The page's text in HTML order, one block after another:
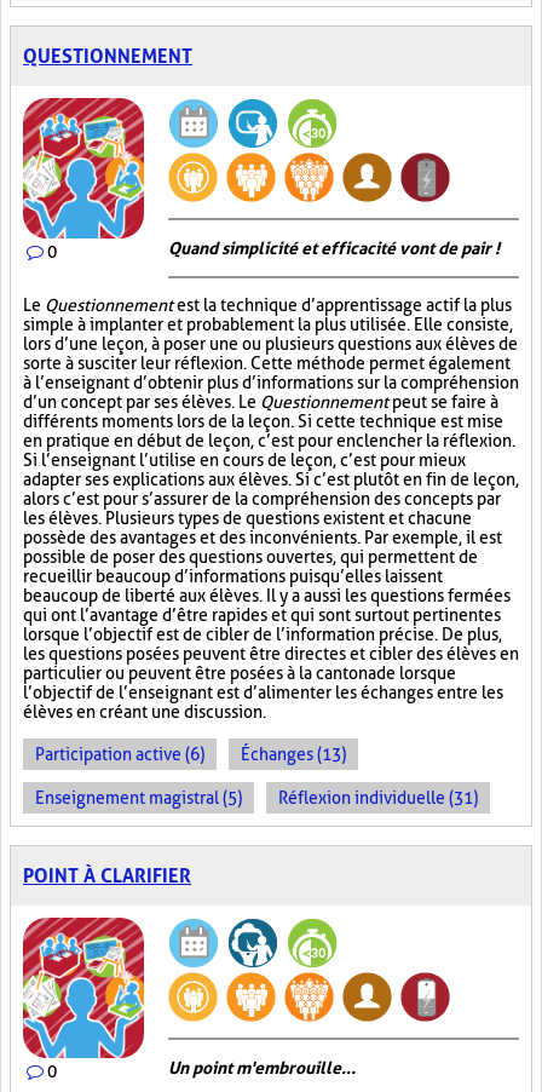
QUESTIONNEMENT
0 Quand simplicité et efficacité vont de pair !
Le Questionnementest la technique d’apprentissage actif la plus
simple à implanter et probablement la plus utilisée. Elle consiste,
lors d’une leçon, à poser une ou plusieurs questions aux élèves de
sorte à susciter leur réflexion. Cette méthode permet également
à l’enseignant d’obtenir plus d’informations sur la compréhension
d’un concept par ses élèves. Le Questionnementpeut se faire à
différents moments lors de la leçon. Si cette technique est mise
en pratique en début de leçon, c’est pour enclencher la réflexion.
Si l’enseignant l’utilise en cours de leçon, c’est pour mieux
adapter ses explications aux élèves. Si c’est plutôt en fin de leçon,
alors c’est pour s’assurer de la compréhension des concepts par
les élèves. Plusieurs types de questions existent et chacune
possède des avantages et des inconvénients. Par exemple, il est
possible de poser des questions ouvertes, qui permettent de
recueillir beaucoup d’informations puisqu’elles laissent
beaucoup de liberté aux élèves. Il y a aussi les questions fermées
qui ont l’avantage d’être rapides et qui sont surtout pertinentes
lorsque l’objectif est de cibler de l’information précise. De plus,
les questions posées peuvent être directes et cibler des élèves en
particulier ou peuvent être posées à la cantonade lorsque
l’objectif de l’enseignant est d’alimenter les échanges entre les
élèves en créant une discussion.
Participation active (6) Échanges (13)
Enseignement magistral (5) Réflexion individuelle (31)
POINT À CLARIFIER
0 Un point m'embrouille...